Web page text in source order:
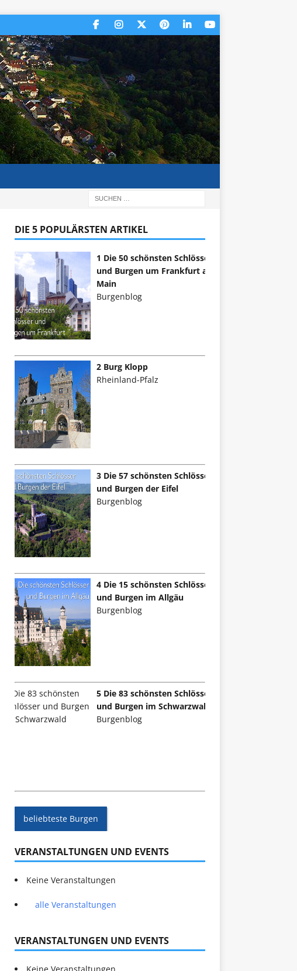
DIE 5 POPULÄRSTEN ARTIKEL
1 Die 50 schönsten Schlösser
und Burgen um Frankfurt am
Main
Burgenblog
2 Burg Klopp
Rheinland-Pfalz
3 Die 57 schönsten Schlösser
und Burgen der Eifel
Burgenblog
4 Die 15 schönsten Schlösser
und Burgen im Allgäu
Burgenblog
5 Die 83 schönsten Schlösser
und Burgen im Schwarzwald
Burgenblog
beliebteste Burgen
VERANSTALTUNGEN UND EVENTS
Keine Veranstaltungen
alle Veranstaltungen
VERANSTALTUNGEN UND EVENTS